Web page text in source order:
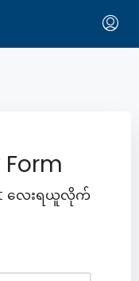
လေးရယူလိုက်